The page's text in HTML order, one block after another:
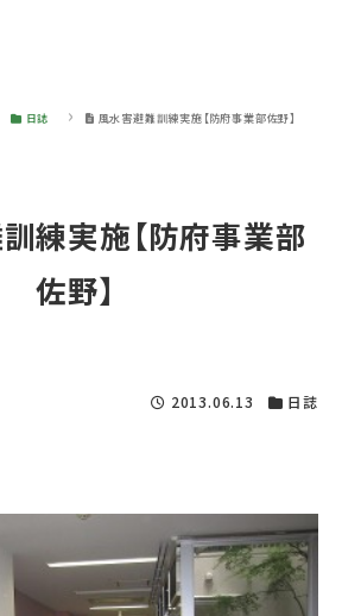
日誌 風水害避難訓練実施【防府事業部佐野】
練実施【防府事業部
佐野】
2013.06.13 日誌